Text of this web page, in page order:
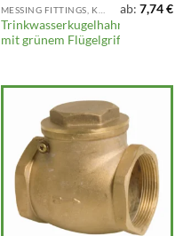
Trinkwasserkugelhahn,
mit grünem Flügelgriff
ab:7,74€